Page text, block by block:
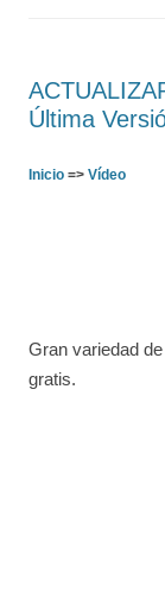
Última
Inicio => Vídeo
Gran variedad
gratis.